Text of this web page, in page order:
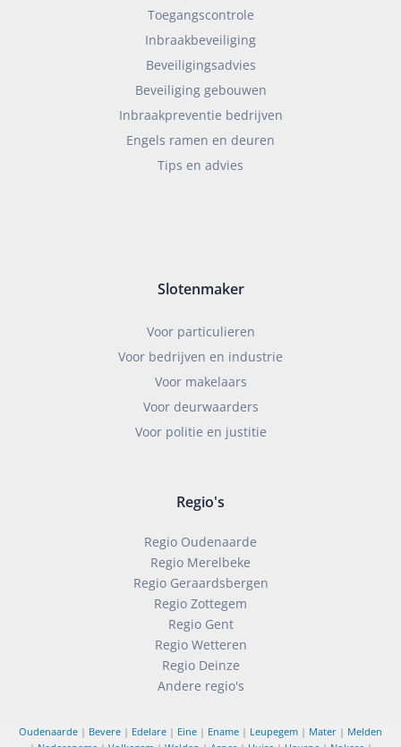
Toegangscontrole
Inbraakbeveiliging
Beveiligingsadvies
Beveiliging gebouwen
Inbraakpreventie bedrijven
Engels ramen en deuren
Tips en advies
Slotenmaker
Voor particulieren
Voor bedrijven en industrie
Voor makelaars
Voor deurwaarders
Voor politie en justitie
Regio's
Regio Oudenaarde
Regio Merelbeke
Regio Geraardsbergen
Regio Zottegem
Regio Gent
Regio Wetteren
Regio Deinze
Andere regio's
Oudenaarde | Bevere | Edelare | Eine | Ename | Leupegem | Mater | Melden